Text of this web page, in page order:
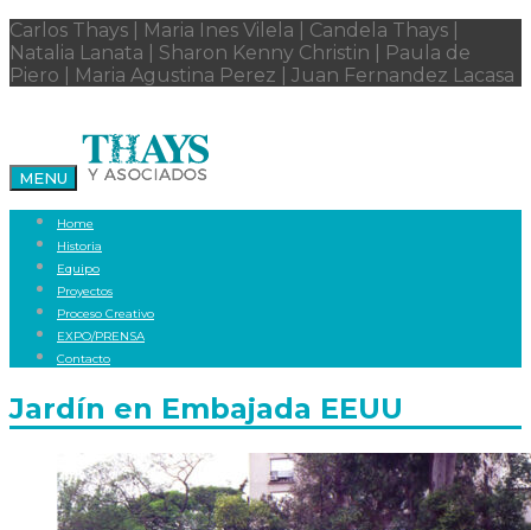
Carlos Thays | Maria Ines Vilela | Candela Thays |
Natalia Lanata | Sharon Kenny Christin | Paula de
Piero | Maria Agustina Perez | Juan Fernandez Lacasa
MENU
Home
Historia
Equipo
Proyectos
Proceso Creativo
EXPO/PRENSA
Contacto
Jardín en Embajada EEUU